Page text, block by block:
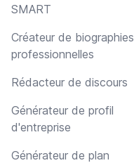
SMART
Créateur de biographies
professionnelles
Rédacteur de discours
Générateur de profil
d'entreprise
Générateur de plan